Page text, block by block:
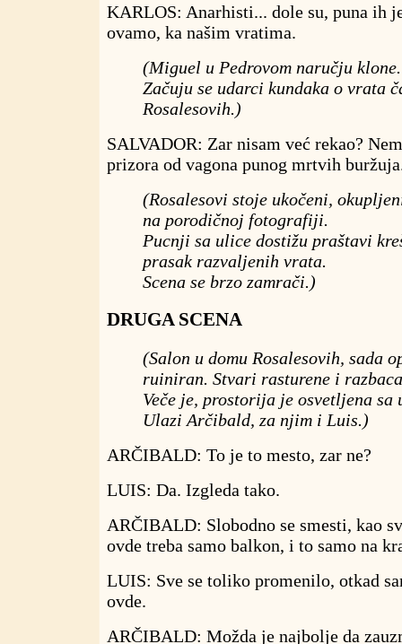
KARLOS: Anarhisti... dole su, puna ih
ovamo, ka našim vratima.
(Miguel u Pedrovom naručju klone.
Začuju se udarci kundaka o vrata
Rosalesovih.)
SALVADOR: Zar nisam već rekao?
prizora od vagona punog mrtvih
(Rosalesovi stoje ukočeni,
na porodičnoj fotografiji.
Pucnji sa ulice dostižu praštavi
prasak razvaljenih vrata.
Scena se brzo zamrači.)
DRUGA SCENA
(Salon u domu Rosalesovih, sada
ruiniran. Stvari rasturene i
Veče je, prostorija je osvetljena sa
Ulazi Arčibald, za njim i Luis.)
ARČIBALD: To je to mesto, zar ne?
LUIS: Da. Izgleda tako.
ARČIBALD: Slobodno se smesti, kao
ovde treba samo balkon, i to samo na
LUIS: Sve se toliko promenilo, otkad
ovde.
ARČIBALD: Možda je najbolje da